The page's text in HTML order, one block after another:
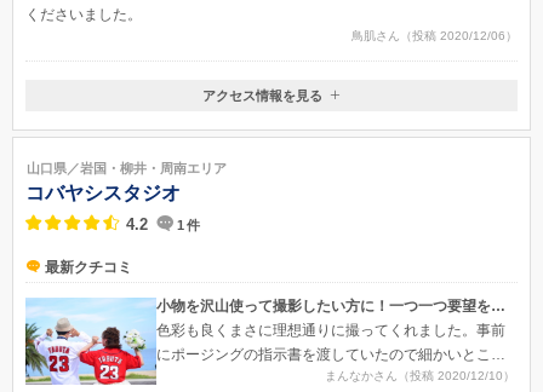
くださいました。
鳥肌さん（投稿 2020/12/06）
山口県光市室積3-9-27
アクセス情報を見る
山口県／岩国・柳井・周南エリア
コバヤシスタジオ
4.2 1 件
最新クチコミ
小物を沢山使って撮影したい方に！一つ一つ要望を叶えてくれます
色彩も良くまさに理想通りに撮ってくれました。事前
にポージングの指示書を渡していたので細かいところ
まで的確に指示してくれていたので出来上がりもとて
まんなかさん（投稿 2020/12/10）